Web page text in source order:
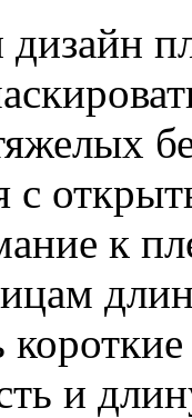
с
к
и